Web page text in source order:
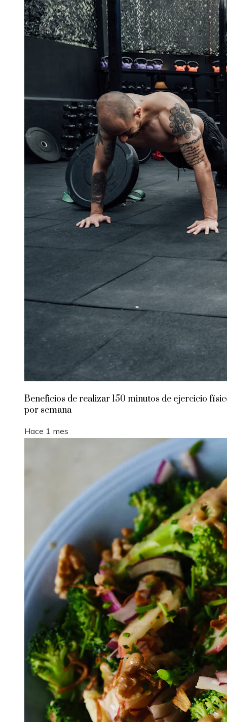
Beneficios de realizar 150 minutos de ejercicio
por semana
Hace 1 mes